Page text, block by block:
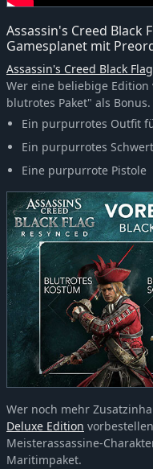
Assassin's Creed Black
Gamesplanet mit
Assassin's Creed Black
Wer eine beliebige
blutrotes Paket" als
Ein purpurrotes Outfit
Ein purpurrotes Schwert
Eine purpurrote Pistole
Wer noch mehr
Deluxe Edition
Meisterassassine-
Maritimpaket.